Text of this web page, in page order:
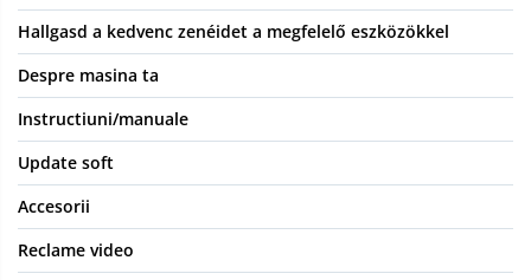
Hallgasd a kedvenc zenéidet a megfelelő eszközökkel
Despre masina ta
Instructiuni/manuale
Update soft
Accesorii
Reclame video